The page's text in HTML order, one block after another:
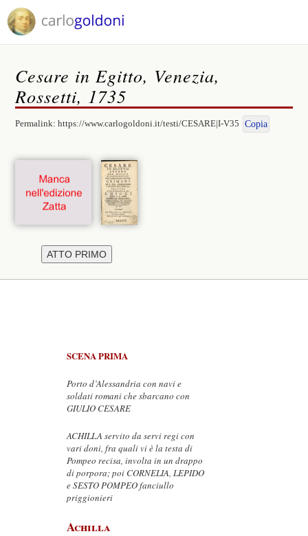
Cesare in Egitto, Venezia,
Rossetti, 1735
Permalink:https://www.carlogoldoni.it/testi/CESARE|I-V35 Copia
SCENA PRIMA
Porto d’Alessandria con navi e
soldati romani che sbarcano con
GIULIO CESARE
ACHILLA servito da servi regi con
vari doni, fra quali vi è la testa di
Pompeo recisa, involta in un drappo
di porpora; poi CORNELIA, LEPIDO
e SESTO POMPEO fanciullo
priggionieri
Achilla